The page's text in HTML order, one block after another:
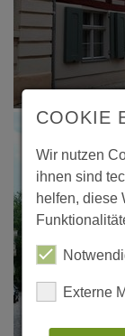
COOKIE
Wir nutzen
ihnen sind
helfen, diese
Externe